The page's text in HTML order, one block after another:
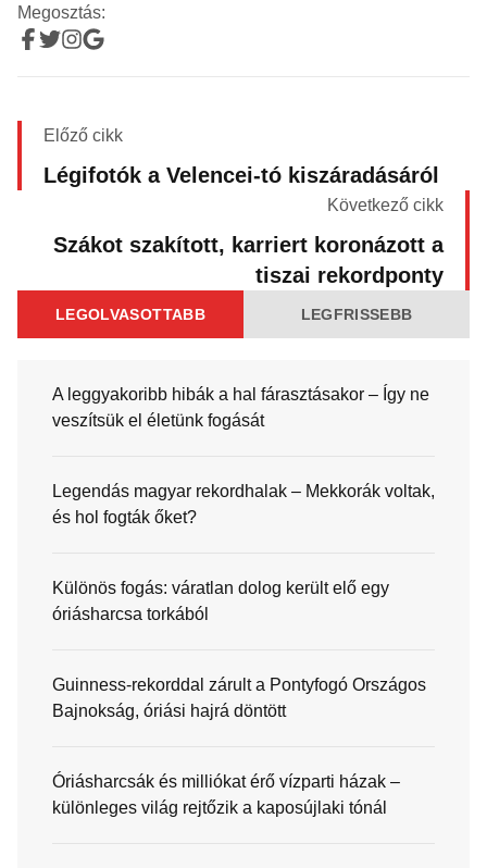
Megosztás:
Előző cikk
Légifotók a Velencei-tó kiszáradásáról
Következő cikk
Szákot szakított, karriert koronázott a
tiszai rekordponty
LEGOLVASOTTABB LEGFRISSEBB
A leggyakoribb hibák a hal fárasztásakor – Így ne
veszítsük el életünk fogását
Legendás magyar rekordhalak – Mekkorák voltak,
és hol fogták őket?
Különös fogás: váratlan dolog került elő egy
óriásharcsa torkából
Guinness-rekorddal zárult a Pontyfogó Országos
Bajnokság, óriási hajrá döntött
Óriásharcsák és milliókat érő vízparti házak –
különleges világ rejtőzik a kaposújlaki tónál